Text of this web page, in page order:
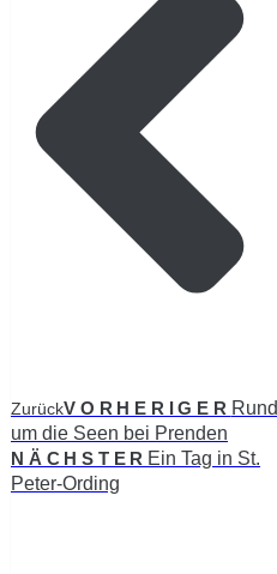
ZurückVORHERIGER Rund
um die Seen bei Prenden
NÄCHSTER Ein Tag in St.
Peter-Ording